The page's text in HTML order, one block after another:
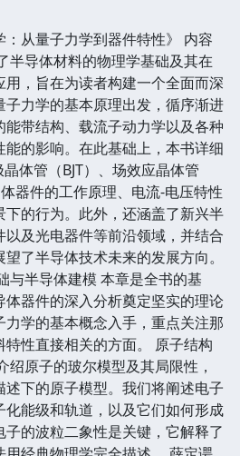
：从量子力学到器件特性》 内容
半导体材料的物理学基础及其在
，旨在为读者构建一个全面而深
子力学的基本原理出发，循序渐进
带结构、载流子动力学以及各种
的影响。在此基础上，本书详细
体管（BJT）、场效应晶体管
体器件的工作原理、电流-电压特性
下的行为。此外，还涵盖了新兴半
及光电器件等前沿领域，并结合
了半导体技术未来的发展方向。
与半导体建模 本章是全书的基
体器件的深入分析奠定坚实的理论
学的基本概念入手，重点关注那
性直接相关的方面。 原子结构
绍原子的玻尔模型及其局限性，
下的原子模型。我们将阐述电子
化能级和轨道，以及它们如何形成
的波粒二象性是关键，它解释了